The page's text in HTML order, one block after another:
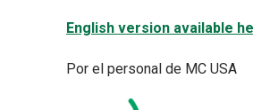
English version available
Por el personal de MC USA